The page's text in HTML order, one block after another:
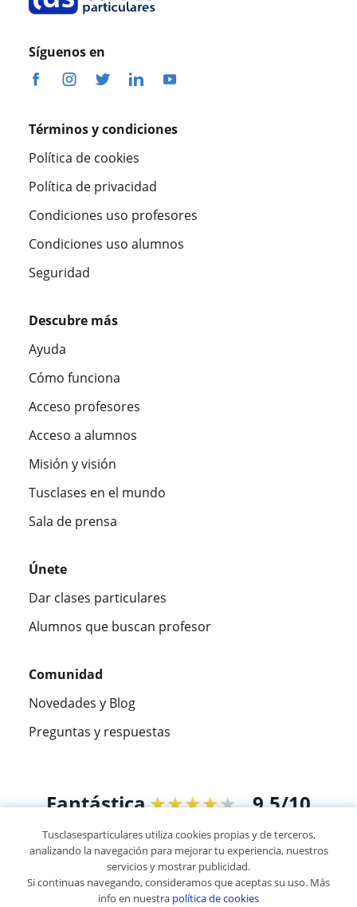
Síguenos en
Términos y condiciones
Política de cookies
Política de privacidad
Condiciones uso profesores
Condiciones uso alumnos
Seguridad
Descubre más
Ayuda
Cómo funciona
Acceso profesores
Acceso a alumnos
Misión y visión
Tusclases en el mundo
Sala de prensa
Únete
Dar clases particulares
Alumnos que buscan profesor
Comunidad
Novedades y Blog
Preguntas y respuestas
Fantástica★★★★★ 9,5/10
305915opiniones de alumnos
© 2007 - 2026 Tusclasesparticulares.com.ec
Tusclasesparticulares utiliza cookies propias y de terceros,
analizando la navegación para mejorar tu experiencia, nuestros
servicios y mostrar publicidad.
Si continuas navegando, consideramos que aceptas su uso. Más
info en nuestra política de cookies